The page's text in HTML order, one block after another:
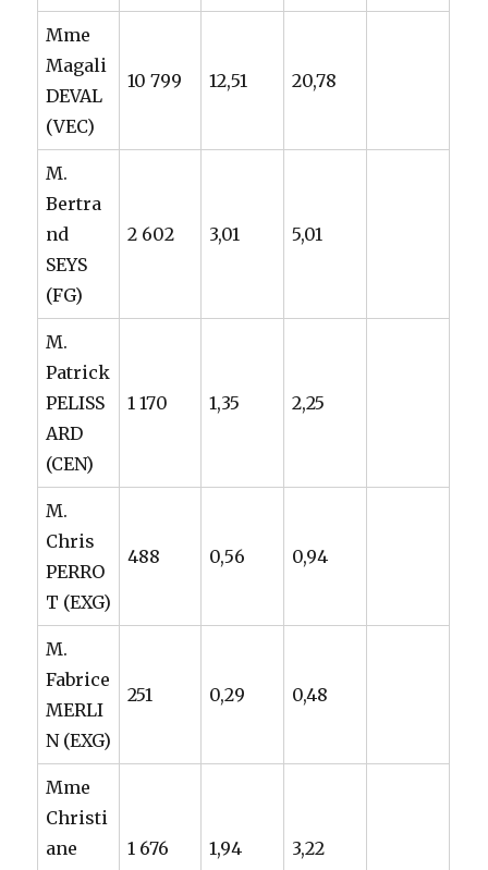
Mme
Magali
DEVAL
(VEC)
10 799 12,51 20,78
M.
Bertra
nd
SEYS
(FG)
2 602 3,01 5,01
M.
Patrick
PELISS
ARD
(CEN)
1 170 1,35 2,25
M.
Chris
PERRO
T (EXG)
488 0,56 0,94
M.
Fabrice
MERLI
N (EXG)
251 0,29 0,48
Mme
Christi
ane
1 676 1,94 3,22